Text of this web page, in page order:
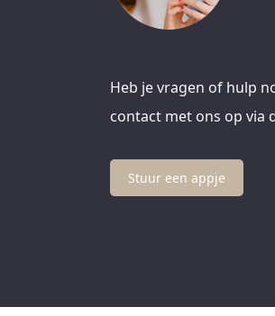
Heb je vragen of hulp
contact met ons op via
Stuur een appje